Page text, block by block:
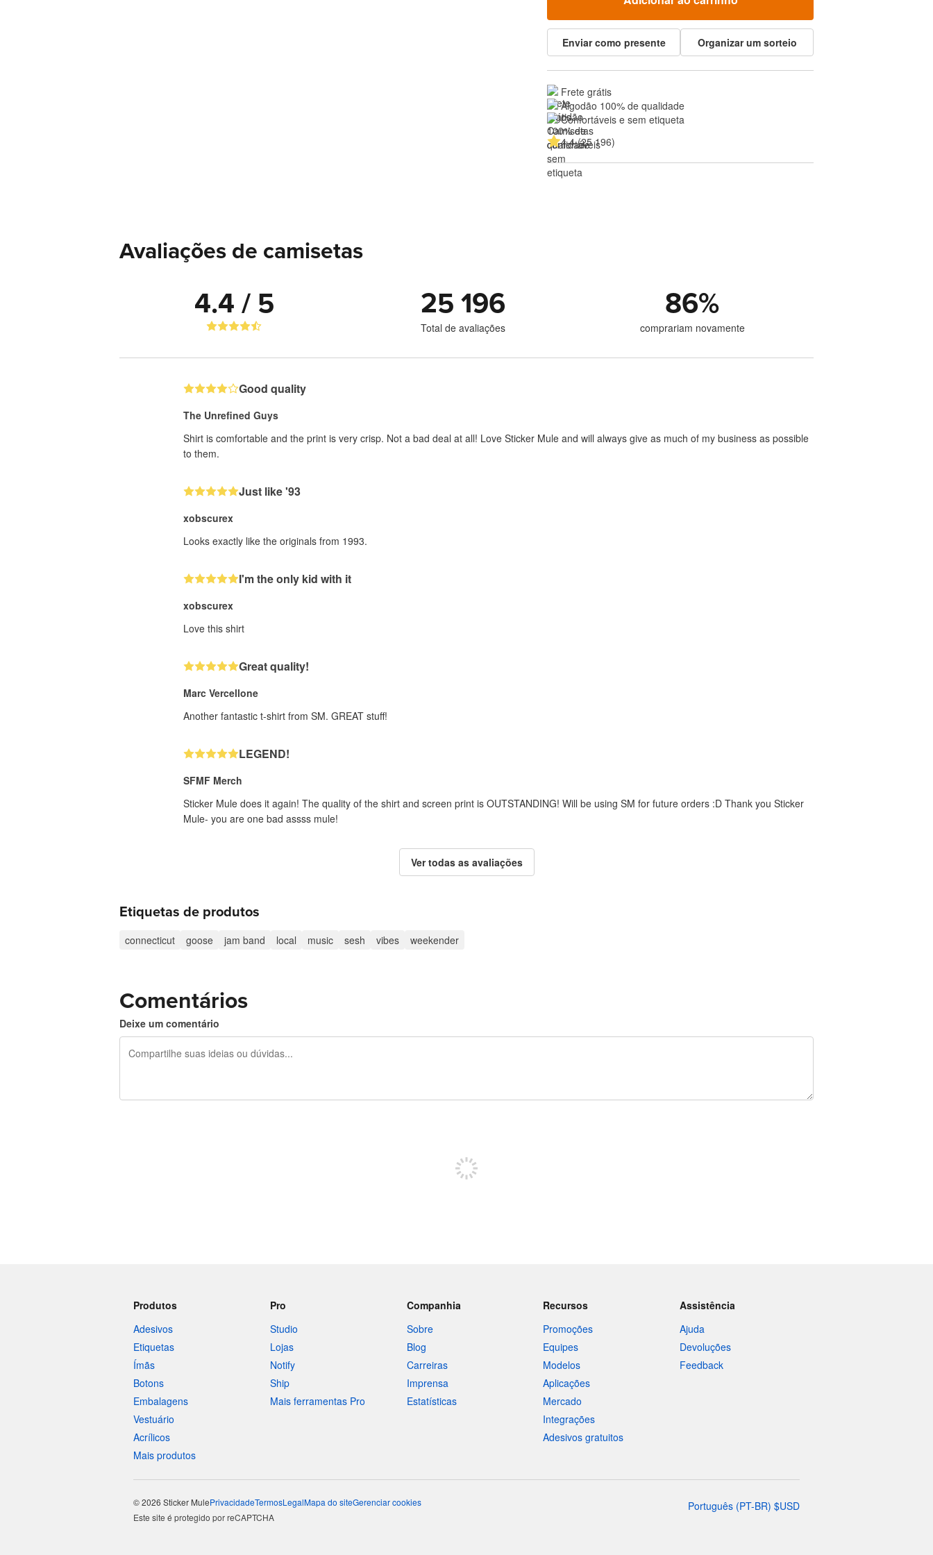
Enviar como presente Organizar um sorteio
Frete grátis
Algodão 100% de qualidade
Confortáveis e sem etiqueta
4.4 (25 196)
Avaliações de camisetas
4.4 / 5 25 196
Total de avaliações
86%
comprariam novamente
Good quality
The Unrefined Guys
Shirt is comfortable and the print is very crisp. Not a bad deal at all! Love Sticker Mule and will always give as much of my business as possible
to them.
Just like '93
xobscurex
Looks exactly like the originals from 1993.
I'm the only kid with it
xobscurex
Love this shirt
Great quality!
Marc Vercellone
Another fantastic t-shirt from SM. GREAT stuff!
LEGEND!
SFMF Merch
Sticker Mule does it again! The quality of the shirt and screen print is OUTSTANDING! Will be using SM for future orders :D Thank you Sticker
Mule- you are one bad assss mule!
Ver todas as avaliações
Etiquetas de produtos
connecticut goose jam band local music sesh vibes weekender
Comentários
Deixe um comentário
Produtos
Adesivos
Etiquetas
Ímãs
Botons
Embalagens
Vestuário
Acrílicos
Mais produtos
Pro
Studio
Lojas
Notify
Ship
Mais ferramentas Pro
Companhia
Sobre
Blog
Carreiras
Imprensa
Estatísticas
Recursos
Promoções
Equipes
Modelos
Aplicações
Mercado
Integrações
Adesivos gratuitos
Assistência
Ajuda
Devoluções
Feedback
© 2026 Sticker MulePrivacidadeTermosLegalMapa do siteGerenciar cookies Português (PT-BR) $USD
Este site é protegido por reCAPTCHA